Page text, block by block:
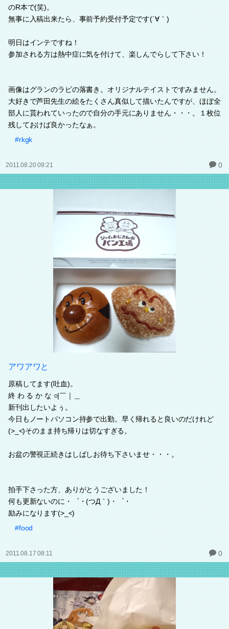
のR本で(笑)。
無事に入稿出来たら、事前予約受付予定です(´∀｀)
明日はインテですね！
参加される方は熱中症に気を付けて、楽しんでらして下さい！
画像はグランのラビの落書き。オリジナルテイストですみません。
大好きで芦田先生の絵をたくさん真似して描いたんですが、ほぼ全
部人に貰われていったので自分の手元にありません・・・。１枚位
残しておけば良かったなぁ。
#rkgk
2011.08.20 09:21 0
アワアワと
原稿してます(吐血)。
終 わ る か な ○|￣｜＿
新刊出したいよぅ。
今日もノートパソコン持参で出勤。早く帰れると良いのだけれど
(>_<)そのまま持ち帰りは切なすぎる。
お盆の警視正続きはしばしお待ち下さいませ・・・。
拍手下さった方、ありがとうございました！
何も更新ないのに・゜・(つД｀)・゜・
励みになります(>_<)
#food
2011.08.17 08:11 0